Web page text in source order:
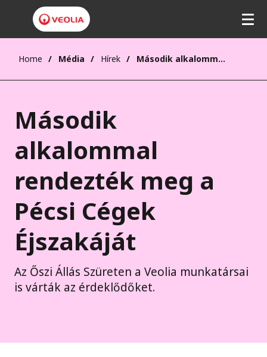
Home Média Hírek Második alkalommal rendezték meg a Pécsi Cégek Éjszakáját
Második
alkalommal
rendezték meg a
Pécsi Cégek
Éjszakáját
Az Őszi Állás Szüreten a Veolia munkatársai
is várták az érdeklődőket.